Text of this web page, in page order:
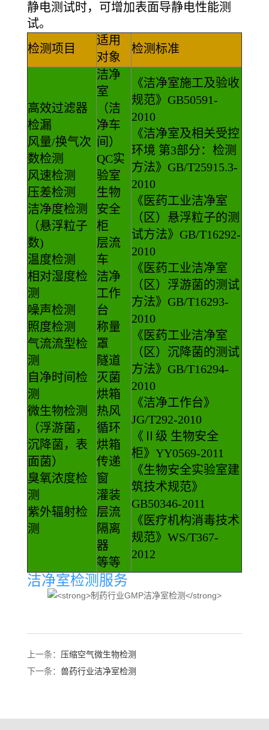
静电测试时，可增加表面导静电性能测
试。​
检测项目
适用
对象
检测标准
高效过滤器
检漏
风量/换气次
数检测
风速检测
压差检测
洁净度检测
（悬浮粒子
数)
温度检测
相对湿度检
测
噪声检测
照度检测
气流流型检
测
自净时间检
测
微生物检测
（浮游菌，
沉降菌，表
面菌）
臭氧浓度检
测
紫外辐射检
测
洁净
室
（洁
净车
间）
QC实
验室
生物
安全
柜
层流
车
洁净
工作
台
称量
罩
隧道
灭菌
烘箱
热风
循环
烘箱
传递
窗
灌装
层流
隔离
器
等等
《洁净室施工及验收
规范》GB50591-
2010
《洁净室及相关受控
环境 第3部分：检测
方法》GB/T25915.3-
2010
《医药工业洁净室
（区）悬浮粒子的测
试方法》GB/T16292-
2010
《医药工业洁净室
（区）浮游菌的测试
方法》GB/T16293-
2010
《医药工业洁净室
（区）沉降菌的测试
方法》GB/T16294-
2010
《洁净工作台》
JG/T292-2010
《Ⅱ级 生物安全
柜》YY0569-2011
《生物安全实验室建
筑技术规范》
GB50346-2011
《医疗机构消毒技术
规范》WS/T367-
2012
洁净室检测服务
上一条： 压缩空气微生物检测
下一条： 兽药行业洁净室检测